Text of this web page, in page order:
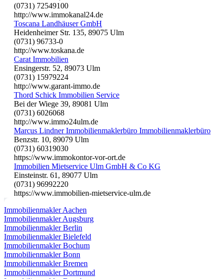
(0731) 72549100
http://www.immokanal24.de
Toscana Landhäuser GmbH
Heidenheimer Str. 135, 89075 Ulm
(0731) 96733-0
http://www.toskana.de
Carat Immobilien
Ensingerstr. 52, 89073 Ulm
(0731) 15979224
http://www.garant-immo.de
Thord Schick Immobilien Service
Bei der Wiege 39, 89081 Ulm
(0731) 6026068
http://www.immo24ulm.de
Marcus Lindner Immobilienmaklerbüro Immobilienmaklerbüro
Benzstr. 10, 89079 Ulm
(0731) 60319030
https://www.immokontor-vor-ort.de
Immobilien Mietservice Ulm GmbH & Co KG
Einsteinstr. 61, 89077 Ulm
(0731) 96992220
https://www.immobilien-mietservice-ulm.de
Immobilienmakler Aachen
Immobilienmakler Augsburg
Immobilienmakler Berlin
Immobilienmakler Bielefeld
Immobilienmakler Bochum
Immobilienmakler Bonn
Immobilienmakler Bremen
Immobilienmakler Dortmund